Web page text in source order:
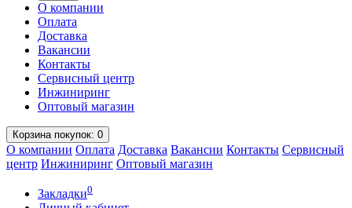
О компании
Оплата
Доставка
Вакансии
Контакты
Сервисный центр
Инжиниринг
Оптовый магазин
Корзинапокупок: 0
О компании Оплата Доставка Вакансии Контакты Сервисный
центр Инжиниринг Оптовый магазин
Закладки0